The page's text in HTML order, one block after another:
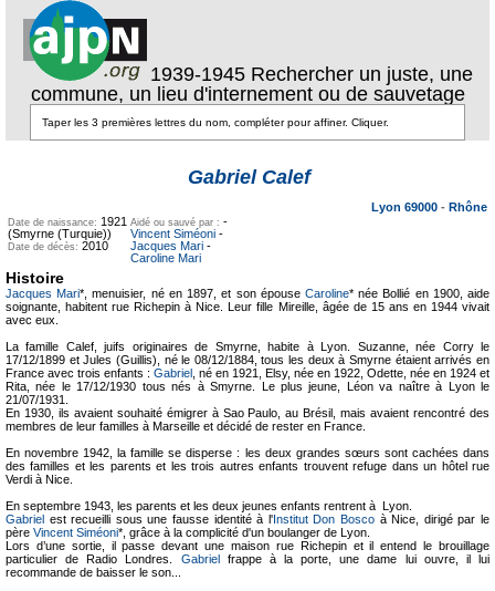
1939-1945 Rechercher un juste, une
commune, un lieu d'internement ou de sauvetage
Gabriel Calef
Lyon 69000 - Rhône
Date de naissance: 1921
(Smyrne (Turquie))
Date de décès: 2010
Aidé ou sauvé par : -
Vincent Siméoni -
Jacques Mari -
Caroline Mari
Histoire
Jacques Mari*, menuisier, né en 1897, et son épouse Caroline* née Bollié en 1900, aide
soignante, habitent rue Richepin à Nice. Leur fille Mireille, âgée de 15 ans en 1944 vivait
avec eux.
La famille Calef, juifs originaires de Smyrne, habite à Lyon. Suzanne, née Corry le
17/12/1899 et Jules (Guillis), né le 08/12/1884, tous les deux à Smyrne étaient arrivés en
France avec trois enfants : Gabriel , né en 1921, Elsy, née en 1922, Odette, née en 1924 et
Rita, née le 17/12/1930 tous nés à Smyrne. Le plus jeune, Léon va naître à Lyon le
21/07/1931.
En 1930, ils avaient souhaité émigrer à Sao Paulo, au Brésil, mais avaient rencontré des
membres de leur familles à Marseille et décidé de rester en France.
En novembre 1942, la famille se disperse : les deux grandes sœurs sont cachées dans
des familles et les parents et les trois autres enfants trouvent refuge dans un hôtel rue
Verdi à Nice.
En septembre 1943, les parents et les deux jeunes enfants rentrent à Lyon.
Gabriel est recueilli sous une fausse identité à l'Institut Don Bosco à Nice, dirigé par le
père Vincent Siméoni*, grâce à la complicité d'un boulanger de Lyon.
Lors d’une sortie, il passe devant une maison rue Richepin et il entend le brouillage
particulier de Radio Londres. Gabrielfrappe à la porte, une dame lui ouvre, il lui
recommande de baisser le son...